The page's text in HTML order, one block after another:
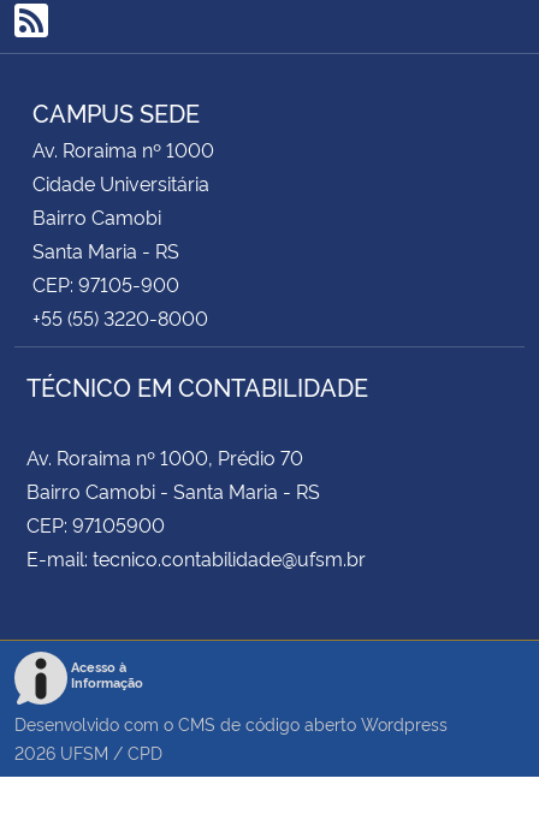
Planalto
RSS
CAMPUS SEDE
Av. Roraima nº 1000
Cidade Universitária
Bairro Camobi
Santa Maria - RS
CEP: 97105-900
+55 (55) 3220-8000
TÉCNICO EM CONTABILIDADE
Av. Roraima nº 1000, Prédio 70
Bairro Camobi - Santa Maria - RS
CEP: 97105900
E-mail: tecnico.contabilidade@ufsm.br
Acesso à
Informação
Desenvolvido com o CMS de código aberto Wordpress
2026 UFSM / CPD